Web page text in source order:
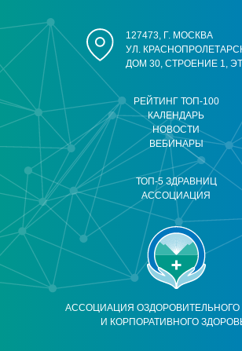
АССОЦИАЦИЯ ОЗДОРОВИТЕЛЬНОГО
И КОРПОРАТИВНОГО
РЕЙТИНГ ТОП-100
КАЛЕНДАРЬ
НОВОСТИ
ВЕБИНАРЫ
ТОП-5 ЗДРАВНИЦ
АССОЦИАЦИЯ
127473, Г. МОСКВА
УЛ.
ДОМ 30, СТРОЕНИЕ 1,